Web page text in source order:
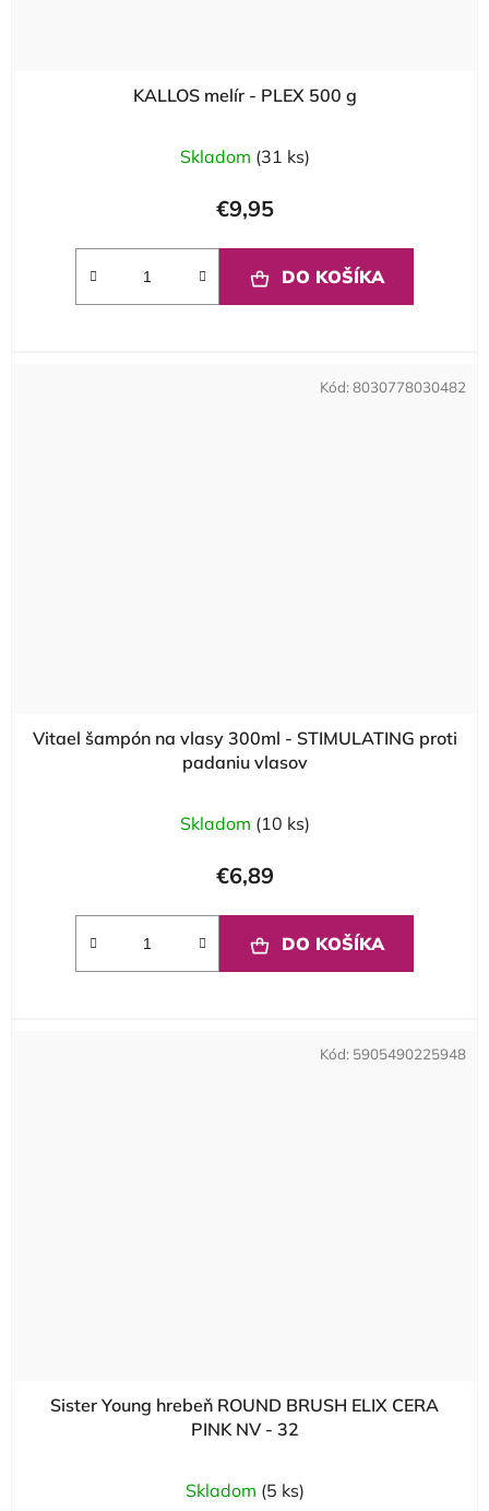
KALLOS melír - PLEX 500 g
Skladom (31 ks)
€9,95
DO KOŠÍKA
Vitael šampón na vlasy 300ml - STIMULATING proti
padaniu vlasov
Skladom (10 ks)
€6,89
DO KOŠÍKA
Kód: 8030778030482
Sister Young hrebeň ROUND BRUSH ELIX CERA
PINK NV - 32
Skladom (5 ks)
Kód: 5905490225948